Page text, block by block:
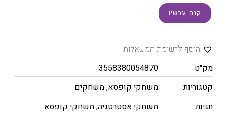
קנה עכשיו
הוסף לרשימת המשאלות
מק"ט
3558380054870
קטגוריות
משחקי קופסא,משחקים
תגיות
משחקי אסטרטגיה,משחקי קופסא